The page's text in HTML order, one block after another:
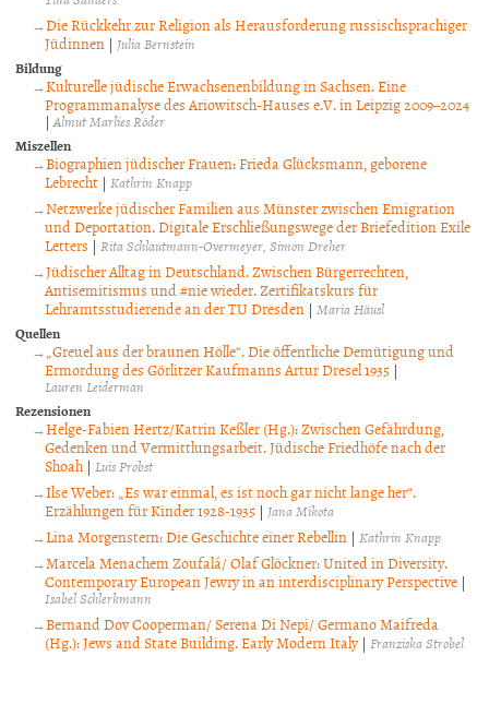
Die Rückkehr zur Religion als Herausforderung russischsprachiger
Jüdinnen | Julia Bernstein
Bildung
Kulturelle jüdische Erwachsenenbildung in Sachsen. Eine
Programmanalyse des Ariowitsch-Hauses e.V. in Leipzig 2009–2024
|Almut Marlies Röder
Miszellen
Biographien jüdischer Frauen: Frieda Glücksmann, geborene
Lebrecht | Kathrin Knapp
Netzwerke jüdischer Familien aus Münster zwischen Emigration
und Deportation. Digitale Erschließungswege der Briefedition Exile
Letters | Rita Schlautmann-Overmeyer Simon Dreher
Jüdischer Alltag in Deutschland. Zwischen Bürgerrechten,
Antisemitismus und #nie wieder. Zertifikatskurs für
Lehramtsstudierende an der TU Dresden | Maria Häusl
Quellen
„Greuel aus der braunen Hölle“. Die öffentliche Demütigung und
Ermordung des Görlitzer Kaufmanns Artur Dresel 1935 |
Lauren Leiderman
Rezensionen
Helge-Fabien Hertz/Katrin Keßler (Hg.): Zwischen Gefährdung,
Gedenken und Vermittlungsarbeit. Jüdische Friedhöfe nach der
Shoah | Luis Probst
Ilse Weber: „Es war einmal, es ist noch gar nicht lange her“.
Erzählungen für Kinder 1928-1935 | Jana Mikota
Lina Morgenstern: Die Geschichte einer Rebellin |Kathrin Knapp
Marcela Menachem Zoufalá/ Olaf Glöckner: United in Diversity.
Contemporary European Jewry in an interdisciplinary Perspective |
Isabel Schlerkmann
Bernand Dov Cooperman/ Serena Di Nepi/ Germano Maifreda
(Hg.): Jews and State Building. Early Modern Italy| Franziska Strobel